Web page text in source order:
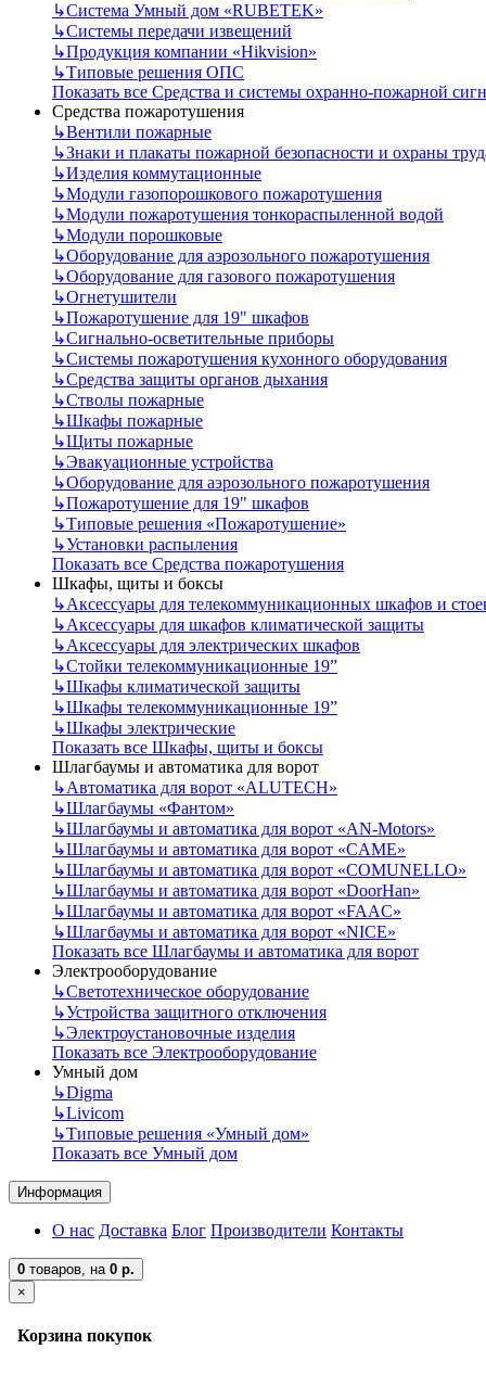
↳Система Умный дом «RUBETEK»
↳Системы передачи извещений
↳Продукция компании «Hikvision»
↳Типовые решения ОПС
Показать все Средства и системы охранно-пожарной
Средства пожаротушения
↳Вентили пожарные
↳Знаки и плакаты пожарной безопасности и охраны
↳Изделия коммутационные
↳Модули газопорошкового пожаротушения
↳Модули пожаротушения тонкораспыленной водой
↳Модули порошковые
↳Оборудование для аэрозольного пожаротушения
↳Оборудование для газового пожаротушения
↳Огнетушители
↳Пожаротушение для 19" шкафов
↳Сигнально-осветительные приборы
↳Системы пожаротушения кухонного оборудования
↳Средства защиты органов дыхания
↳Стволы пожарные
↳Шкафы пожарные
↳Щиты пожарные
↳Эвакуационные устройства
↳Оборудование для аэрозольного пожаротушения
↳Пожаротушение для 19" шкафов
↳Типовые решения «Пожаротушение»
↳Установки распыления
Показать все Средства пожаротушения
Шкафы, щиты и боксы
↳Аксессуары для телекоммуникационных шкафов и
↳Аксессуары для шкафов климатической защиты
↳Аксессуары для электрических шкафов
↳Стойки телекоммуникационные 19”
↳Шкафы климатической защиты
↳Шкафы телекоммуникационные 19”
↳Шкафы электрические
Показать все Шкафы, щиты и боксы
Шлагбаумы и автоматика для ворот
↳Автоматика для ворот «ALUTECH»
↳Шлагбаумы «Фантом»
↳Шлагбаумы и автоматика для ворот «AN-Motors»
↳Шлагбаумы и автоматика для ворот «CAME»
↳Шлагбаумы и автоматика для ворот «COMUNELLO»
↳Шлагбаумы и автоматика для ворот «DoorHan»
↳Шлагбаумы и автоматика для ворот «FAAC»
↳Шлагбаумы и автоматика для ворот «NICE»
Показать все Шлагбаумы и автоматика для ворот
Электрооборудование
↳Светотехническое оборудование
↳Устройства защитного отключения
↳Электроустановочные изделия
Показать все Электрооборудование
Умный дом
↳Digma
↳Livicom
↳Типовые решения «Умный дом»
Показать все Умный дом
Информация
О нас Доставка Блог Производители Контакты
0 товаров, на 0 р.
×
Корзина покупок